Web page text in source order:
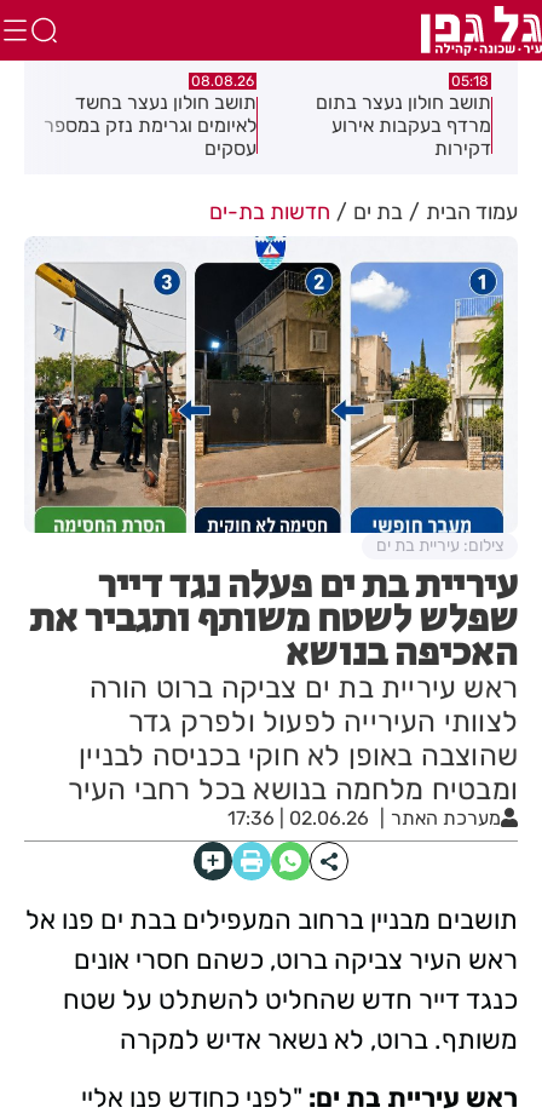
05:18
תושב חולון נעצר בתום
מרדף בעקבות אירוע
דקירות
08.08.26
תושב חולון נעצר בחשד
לאיומים וגרימת נזק במספר
עסקים
עמוד הבית בת ים חדשות בת-ים
עיריית בת ים פעלה נגד דייר
שפלש לשטח משותף ותגביר את
האכיפה בנושא
ראש עיריית בת ים צביקה ברוט הורה
לצוותי העירייה לפעול ולפרק גדר
שהוצבה באופן לא חוקי בכניסה לבניין
ומבטיח מלחמה בנושא בכל רחבי העיר
מערכת האתר 02.06.26 | 17:36
צילום: עיריית בת ים
תושבים מבניין ברחוב המעפילים בבת ים פנו אל
ראש העיר צביקה ברוט, כשהם חסרי אונים
כנגד דייר חדש שהחליט להשתלט על שטח
משותף. ברוט, לא נשאר אדיש למקרה
ראש עיריית בת ים: "לפני כחודש פנו אליי